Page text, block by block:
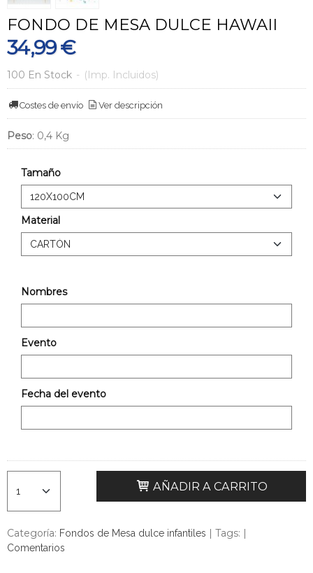
FONDO DE MESA DULCE HAWAII
34,99 €
100 En Stock - (Imp. Incluidos)
Costes de envío Ver descripción
Peso: 0,4 Kg
Tamaño
Material
Nombres
Evento
Fecha del evento
AÑADIR A CARRITO
Categoría: Fondos de Mesa dulce infantiles | Tags: |
Comentarios